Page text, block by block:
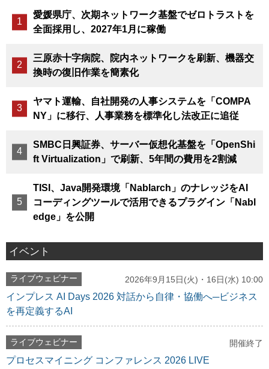
愛媛県庁、次期ネットワーク基盤でゼロトラストを
全面採用し、2027年1月に稼働
三原赤十字病院、院内ネットワークを刷新、機器交
換時の復旧作業を簡素化
ヤマト運輸、自社開発の人事システムを「COMPA
NY」に移行、人事業務を標準化し法改正に追従
SMBC日興証券、サーバー仮想化基盤を「OpenShi
ft Virtualization」で刷新、5年間の費用を2割減
TISI、Java開発環境「Nablarch」のナレッジをAI
コーディングツールで活用できるプラグイン「Nabl
edge」を公開
イベント
ライブウェビナー 2026年9月15日(火)・16日(水) 10:00
インプレス AI Days 2026 対話から自律・協働へ─ビジネス
を再定義するAI
ライブウェビナー 開催終了
プロセスマイニング コンファレンス 2026 LIVE